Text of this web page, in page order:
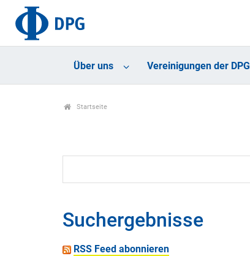
Über uns Vereinigungen der DPG
Startseite
Suchergebnisse
RSS Feed abonnieren